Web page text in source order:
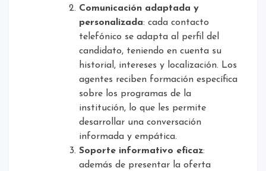
Comunicación adaptada y
personalizada: cada contacto
telefónico se adapta al perfil del
candidato, teniendo en cuenta su
historial, intereses y localización. Los
agentes reciben formación específica
sobre los programas de la
institución, lo que les permite
desarrollar una conversación
informada y empática.
Soporte informativo eficaz:
además de presentar la oferta